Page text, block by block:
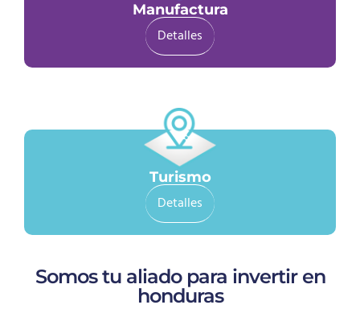
Manufactura
Detalles
Turismo
Detalles
Somos tu aliado para invertir en
honduras